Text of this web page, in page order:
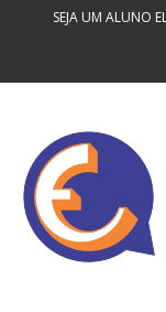
SEJA UM ALUNO